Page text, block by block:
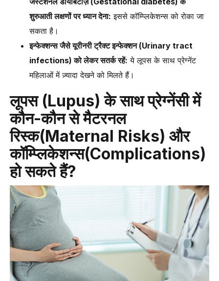
शुरुआती लक्षणों पर ध्यान देना: इससे कॉम्प्लिकेशन्स को रोका जा
सकता है।
इन्फेक्शन्स जैसे यूरीनरी ट्रैक्ट इन्फेक्शन (Urinary tract
infections) को लेकर सतर्क रहें: ये लूपस के साथ प्रेग्नेंट
महिलाओं में ज़्यादा देखने को मिलते हैं।
लूपस (Lupus) के साथ प्रेग्नेंसी में
कौन-कौन से मैटरनल
रिस्क(Maternal Risks) और
कॉम्प्लिकेशन्स(Complications)
हो सकते हैं?